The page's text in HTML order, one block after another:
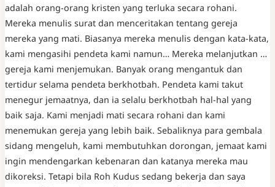
adalah orang-orang kristen yang terluka secara rohani.
Mereka menulis surat dan menceritakan tentang gereja
mereka yang mati. Biasanya mereka menulis dengan kata-kata,
kami mengasihi pendeta kami namun… Mereka melanjutkan …
gereja kami menjemukan. Banyak orang mengantuk dan
tertidur selama pendeta berkhotbah. Pendeta kami takut
menegur jemaatnya, dan ia selalu berkhotbah hal-hal yang
baik saja. Kami menjadi mati secara rohani dan kami
menemukan gereja yang lebih baik. Sebaliknya para gembala
sidang mengeluh, kami membutuhkan dorongan, jemaat kami
ingin mendengarkan kebenaran dan katanya mereka mau
dikoreksi. Tetapi bila Roh Kudus sedang bekerja dan saya